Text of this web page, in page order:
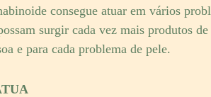
consegue atuar em vários
surgir cada vez mais produtos
e para cada problema de pele.